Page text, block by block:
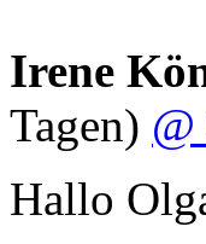
Irene
Tagen) @
Hallo